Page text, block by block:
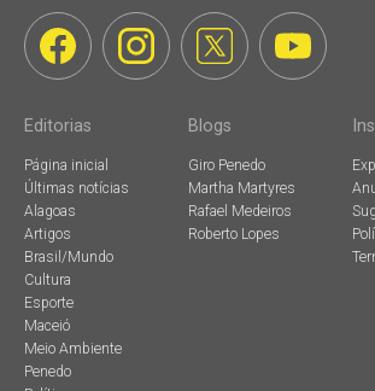
Editorias
Página inicial
Últimas notícias
Alagoas
Artigos
Brasil/Mundo
Cultura
Esporte
Maceió
Meio Ambiente
Penedo
Blogs
Giro Penedo
Martha Martyres
Rafael Medeiros
Roberto Lopes